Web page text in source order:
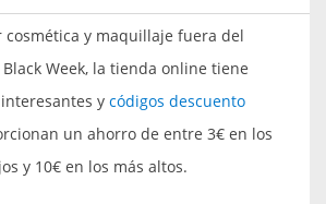
cosmética y maquillaje fuera del
Week, la tienda online tiene
y códigos descuento
un ahorro de entre 3€ en los
y 10€ en los más altos.